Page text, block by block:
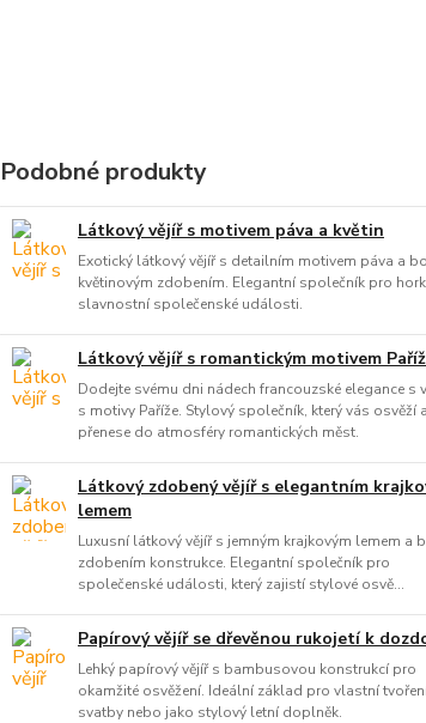
Podobné produkty
Látkový vějíř s motivem páva a květin
Exotický látkový vějíř s detailním motivem páva a
květinovým zdobením. Elegantní společník pro
slavnostní společenské události.
Látkový vějíř s romantickým motivem
Dodejte svému dni nádech francouzské elegance s
s motivy Paříže. Stylový společník, který vás osvěží a
přenese do atmosféry romantických měst.
Látkový zdobený vějíř s elegantním
lemem
Luxusní látkový vějíř s jemným krajkovým lemem a
zdobením konstrukce. Elegantní společník pro
společenské události, který zajistí stylové osvě...
Papírový vějíř se dřevěnou rukojetí k
Lehký papírový vějíř s bambusovou konstrukcí pro
okamžité osvěžení. Ideální základ pro vlastní
svatby nebo jako stylový letní doplněk.